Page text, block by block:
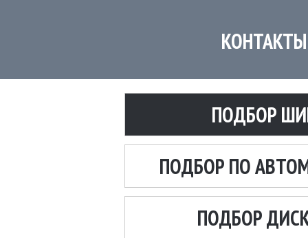
КОНТАКТЫ
ПОДБОР
ПОДБОР ПО
ПОДБОР